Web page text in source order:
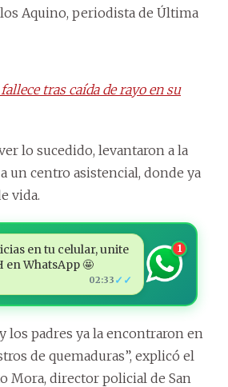
Aquino, periodista de Última
tras caída de rayo en su
lo sucedido, levantaron a la
un centro asistencial, donde ya
vida.
en tu celular, unite
en WhatsApp 🤩
02:33 ✓✓
1
los padres ya la encontraron en
de quemaduras”, explicó el
Mora, director policial de San